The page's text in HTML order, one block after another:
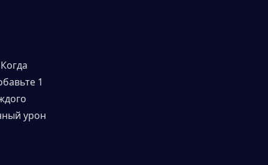
1
урон